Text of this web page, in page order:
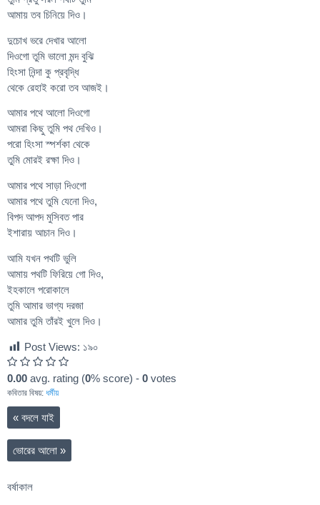
আমায় তব চিনিয়ে দিও।
দুচোখ ভরে দেখার আলো
দিওগো তুমি ভালো মন্দ বুঝি
হিংসা নিন্দা কু প্রবৃদ্ধি
থেকে রেহাই করো তব আজই।
আমার পথে আলো দিওগো
আমরা কিছু তুমি পথ দেখিও।
পরো হিংসা স্পর্শকা থেকে
তুমি মোরই রক্ষা দিও।
আমার পথে সাড়া দিওগো
আমার পথে তুমি যেনো দিও,
বিপদ আপদ মুসিবত পার
ইশারায় আচান দিও।
আমি যখন পথটি ভুলি
আমায় পথটি ফিরিয়ে গো দিও,
ইহকালে পরোকালে
তুমি আমার ভাগ্য দরজা
আমার তুমি তাঁরই খুলে দিও।
Post Views: ১৯০
0.00 avg. rating (0% score) - 0 votes
কবিতার বিষয়: ধর্মীয়
« বদলে যাই
ভোরের আলো »
বর্ষাকাল